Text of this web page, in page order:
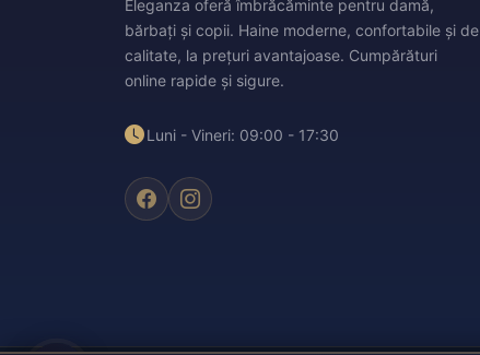
Eleganza oferă îmbrăcăminte pentru damă,
bărbați și copii. Haine moderne, confortabile și de
calitate, la prețuri avantajoase. Cumpărături
online rapide și sigure.
Luni - Vineri: 09:00 - 17:30